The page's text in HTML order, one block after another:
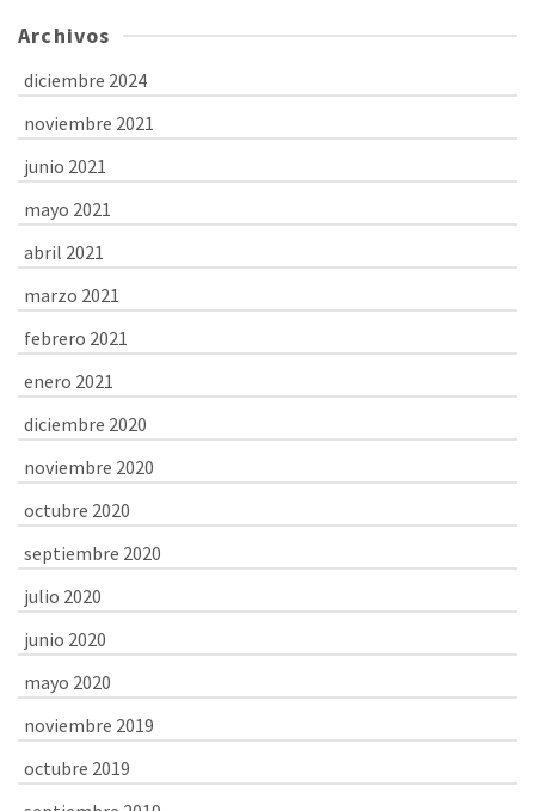
Archivos
diciembre 2024
noviembre 2021
junio 2021
mayo 2021
abril 2021
marzo 2021
febrero 2021
enero 2021
diciembre 2020
noviembre 2020
octubre 2020
septiembre 2020
julio 2020
junio 2020
mayo 2020
noviembre 2019
octubre 2019